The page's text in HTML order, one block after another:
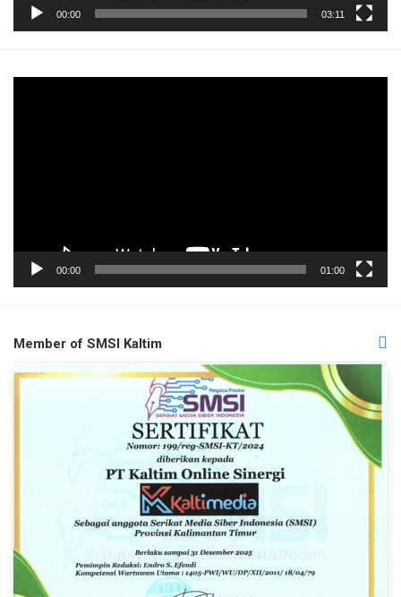
00:00 03:11
00:00 01:00
Member of SMSI Kaltim